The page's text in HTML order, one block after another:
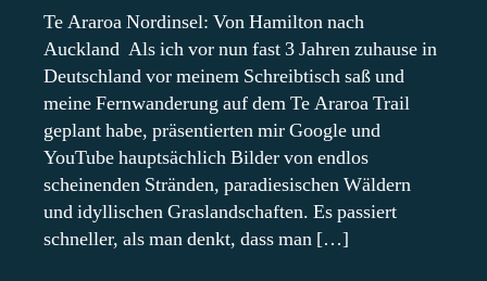
Von
nach
Auckland
Te Araroa Nordinsel: Von Hamilton nach
Auckland Als ich vor nun fast 3 Jahren zuhause in
Deutschland vor meinem Schreibtisch saß und
meine Fernwanderung auf dem Te Araroa Trail
geplant habe, präsentierten mir Google und
YouTube hauptsächlich Bilder von endlos
scheinenden Stränden, paradiesischen Wäldern
und idyllischen Graslandschaften. Es passiert
schneller, als man denkt, dass man […]